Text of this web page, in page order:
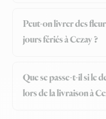
Peut-on livrer des
jours fériés à Cezay ?
Que se passe-t-il si le
lors de la livraison à